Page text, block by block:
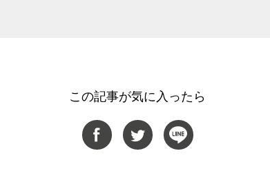
この記事が気に入ったら
ィ大好き！ 松川 星のお気に入り
コスメをCHECK
2025.12.16
BEAUTY